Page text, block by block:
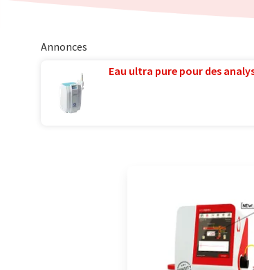
Annonces
Eau ultra pure pour des